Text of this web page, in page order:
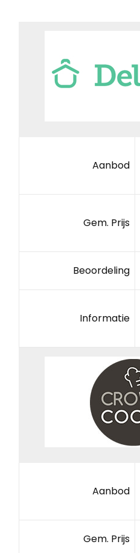
Aanbod
Gem. Prijs
Beoordeling
Informatie
Aanbod
Gem. Prijs